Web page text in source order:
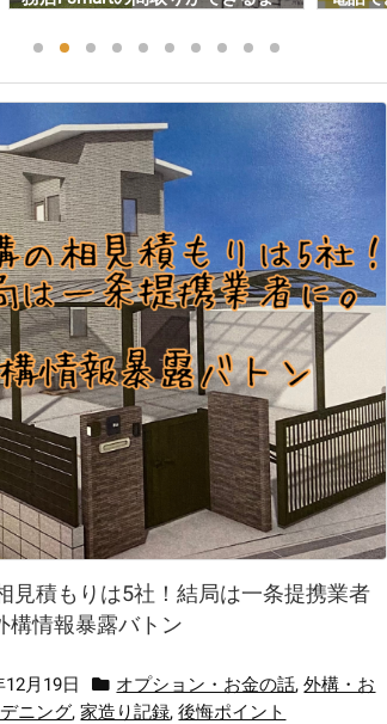
見積もりは5社！結局は一条提携業者
構情報暴露バトン
12月19日 オプション・お金の話,外構・お
ニング,家造り記録,後悔ポイント